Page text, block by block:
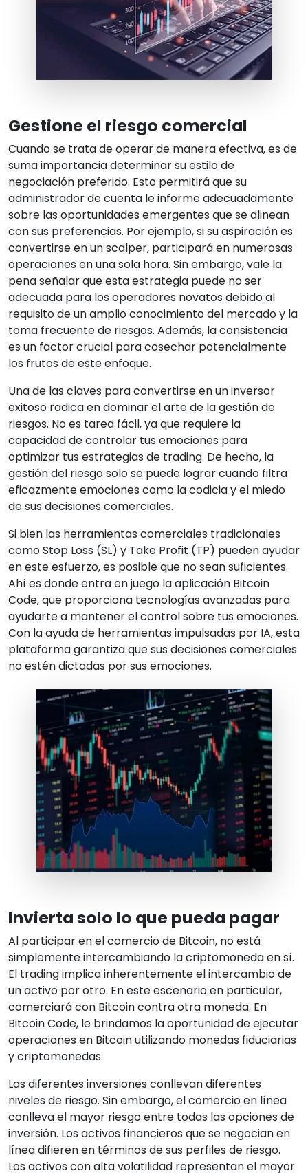
Gestione el riesgo comercial
Cuando se trata de operar de manera efectiva, es de
suma importancia determinar su estilo de
negociación preferido. Esto permitirá que su
administrador de cuenta le informe adecuadamente
sobre las oportunidades emergentes que se alinean
con sus preferencias. Por ejemplo, si su aspiración es
convertirse en un scalper, participará en numerosas
operaciones en una sola hora. Sin embargo, vale la
pena señalar que esta estrategia puede no ser
adecuada para los operadores novatos debido al
requisito de un amplio conocimiento del mercado y la
toma frecuente de riesgos. Además, la consistencia
es un factor crucial para cosechar potencialmente
los frutos de este enfoque.
Una de las claves para convertirse en un inversor
exitoso radica en dominar el arte de la gestión de
riesgos. No es tarea fácil, ya que requiere la
capacidad de controlar tus emociones para
optimizar tus estrategias de trading. De hecho, la
gestión del riesgo solo se puede lograr cuando filtra
eficazmente emociones como la codicia y el miedo
de sus decisiones comerciales.
Si bien las herramientas comerciales tradicionales
como Stop Loss (SL) y Take Profit (TP) pueden ayudar
en este esfuerzo, es posible que no sean suficientes.
Ahí es donde entra en juego la aplicación Bitcoin
Code, que proporciona tecnologías avanzadas para
ayudarte a mantener el control sobre tus emociones.
Con la ayuda de herramientas impulsadas por IA, esta
plataforma garantiza que sus decisiones comerciales
no estén dictadas por sus emociones.
Invierta solo lo que pueda pagar
Al participar en el comercio de Bitcoin, no está
simplemente intercambiando la criptomoneda en sí.
El trading implica inherentemente el intercambio de
un activo por otro. En este escenario en particular,
comerciará con Bitcoin contra otra moneda. En
Bitcoin Code, le brindamos la oportunidad de ejecutar
operaciones en Bitcoin utilizando monedas fiduciarias
y criptomonedas.
Las diferentes inversiones conllevan diferentes
niveles de riesgo. Sin embargo, el comercio en línea
conlleva el mayor riesgo entre todas las opciones de
inversión. Los activos financieros que se negocian en
línea difieren en términos de sus perfiles de riesgo.
Los activos con alta volatilidad representan el mayor